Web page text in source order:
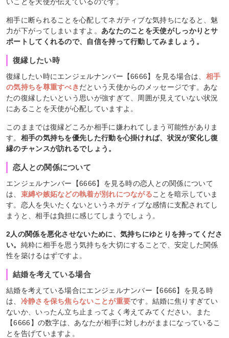
相手に断られることを心配してネガティブな気持ちになると、魅
力が下がってしまいますよ。 あなたのことを天使がしっかりとサ
ポートしてくれるので、自信を持って行動してみましょう。
復縁したい時
復縁したい時にエンジェルナンバー【6666】を見る場合は、 相手
の気持ちを尊重すべきだという天使からのメッセージです。あな
たの復縁したいという思いが強すぎて、周囲が見えていない状況
にあることを天使が心配していますよ。
このままでは復縁どころか相手に嫌われてしまう可能性がありま
す。 相手の気持ちを優先した行動を心掛ければ、状況が変化し復
縁のチャンスが訪れるでしょう。
恋人との関係について
エンジェルナンバー【6666】を見る時の恋人との関係について
は、 束縛や嫉妬などの執着が別れにつながることを暗示していま
す。恋人を失いたくないというネガティブな感情に支配されてし
まうと、相手は負担に感じてしまうでしょう。
2人の関係を悪化させないために、気持ちにゆとりを持ってくださ
い。 純粋に相手を思う気持ちを大切にすることで、安定した関係
性を築けるはずですよ。
結婚を考えている場合
結婚を考えている場合にエンジェルナンバー【6666】を見る時
は、 冷静さを保ち焦らないことが重要です。結婚に焦りすぎてい
ないか、いったん立ち止まってよく考えてみてください。また
【6666】の数字は、あなたが相手に対しわがままになっているこ
とを告げていますよ。